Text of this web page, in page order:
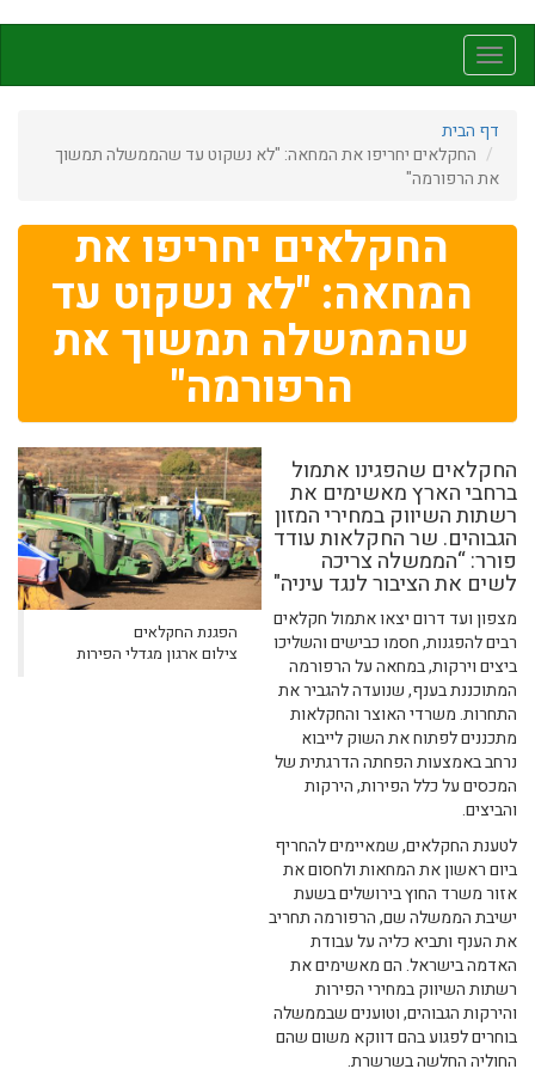
לתוכן
העיקריToggle
navigation
דף הבית
החקלאים יחריפו את המחאה: "לא נשקוט עד שהממשלה תמשוך
את הרפורמה"
החקלאים יחריפו את
המחאה: "לא נשקוט עד
שהממשלה תמשוך את
הרפורמה"
החקלאים שהפגינו אתמול
ברחבי הארץ מאשימים את
רשתות השיווק במחירי המזון
הגבוהים. שר החקלאות עודד
פורר: “הממשלה צריכה
לשים את הציבור לנגד עיניה"
מצפון ועד דרום יצאו אתמול חקלאים
רבים להפגנות, חסמו כבישים והשליכו
ביצים וירקות, במחאה על הרפורמה
המתוכננת בענף, שנועדה להגביר את
התחרות. משרדי האוצר והחקלאות
מתכננים לפתוח את השוק לייבוא
נרחב באמצעות הפחתה הדרגתית של
המכסים על כלל הפירות, הירקות
והביצים.
לטענת החקלאים, שמאיימים להחריף
ביום ראשון את המחאות ולחסום את
אזור משרד החוץ בירושלים בשעת
ישיבת הממשלה שם, הרפורמה תחריב
את הענף ותביא כליה על עבודת
האדמה בישראל. הם מאשימים את
רשתות השיווק במחירי הפירות
והירקות הגבוהים, וטוענים שבממשלה
בוחרים לפגוע בהם דווקא משום שהם
החוליה החלשה בשרשרת.
הפגנת החקלאים
צילום ארגון מגדלי הפירות